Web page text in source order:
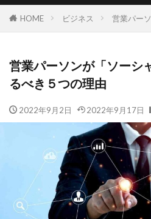
HOME ビジネス 営業パー
営業パーソンが「ソーシ
るべき５つの理由
2022年9月2日 2022年9月17日